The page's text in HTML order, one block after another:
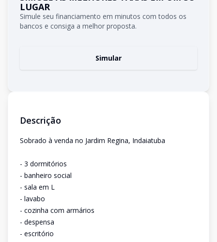
LUGAR
Simule seu financiamento em minutos com todos os
bancos e consiga a melhor proposta.
Simular
Descrição
Sobrado à venda no Jardim Regina, Indaiatuba
- 3 dormitórios
- banheiro social
- sala em L
- lavabo
- cozinha com armários
- despensa
- escritório